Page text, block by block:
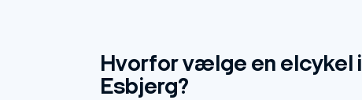
Hvorfor vælge en elcykel i
Esbjerg?